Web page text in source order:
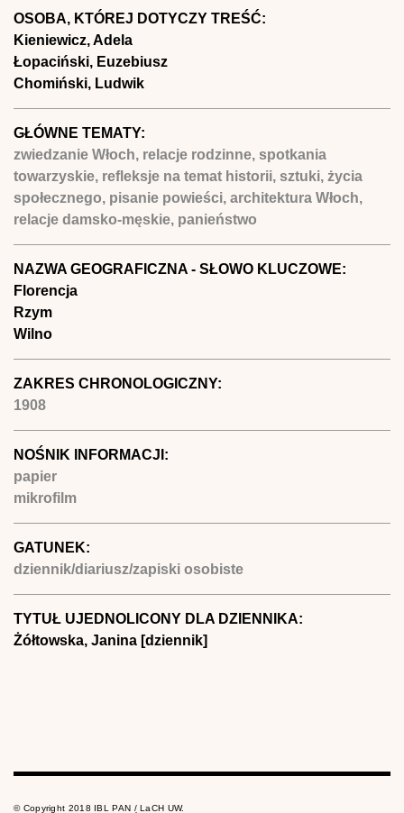
OSOBA, KTÓREJ DOTYCZY TREŚĆ:
Kieniewicz, Adela
Łopaciński, Euzebiusz
Chomiński, Ludwik
GŁÓWNE TEMATY:
zwiedzanie Włoch, relacje rodzinne, spotkania
towarzyskie, refleksje na temat historii, sztuki, życia
społecznego, pisanie powieści, architektura Włoch,
relacje damsko-męskie, panieństwo
NAZWA GEOGRAFICZNA - SŁOWO KLUCZOWE:
Florencja
Rzym
Wilno
ZAKRES CHRONOLOGICZNY:
1908
NOŚNIK INFORMACJI:
papier
mikrofilm
GATUNEK:
dziennik/diariusz/zapiski osobiste
TYTUŁ UJEDNOLICONY DLA DZIENNIKA:
Żółtowska, Janina [dziennik]
© Copyright 2018 IBL PAN / LaCH UW.